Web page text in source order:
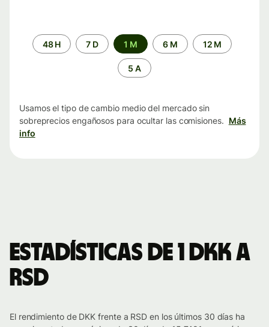
Periodo48 H 7 D 1 M 6 M 12 M
5 A
Usamos el tipo de cambio medio del mercado sin
sobreprecios engañosos para ocultar las comisiones. Más
info
Estadísticas de 1 DKK a
RSD
El rendimiento de DKK frente a RSD en los últimos 30 días ha